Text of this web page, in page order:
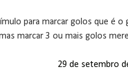
para marcar golos que é o
marcar 3 ou mais golos
29 de setembro